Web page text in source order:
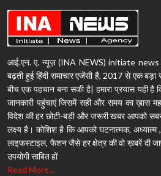
आई.एन. ए. न्यूज़ (INA NEWS) initiate news
बढ़ती हुई हिंदी समाचार एजेंसी है, 2017 से एक
बीच एक पहचान बना सकी है| हमारा प्रयास यही
जानकारी पहुंचाएं जिसमें सही और समय का ख़ास
विदेश की हर छोटी-बड़ी और जरूरी खबर आपको
लक्ष्य है। कोशिश है कि आपको घटनात्मक, अध्यात्म ,
लाइफस्टाइल, फैशन जैसे हर क्षेत्र की वो ख़बरें दी
उपयोगी साबित हों
Read More...